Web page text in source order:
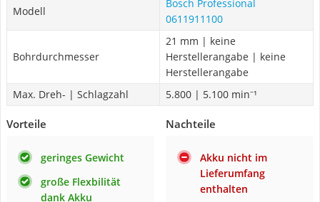
Modell
Bosch Professional
0611911100
Bohrdurchmesser
21 mm | keine
Herstellerangabe | keine
Herstellerangabe
Max. Dreh- | Schlagzahl
5.800 | 5.100 min⁻¹
Vorteile
geringes Gewicht
große Flexbilität
dank Akku
Nachteile
Akku nicht im
Lieferumfang
enthalten